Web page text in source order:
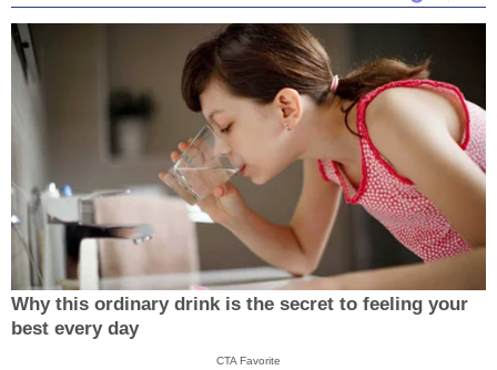
Why this ordinary drink is the secret to feeling your
best every day
CTA Favorite